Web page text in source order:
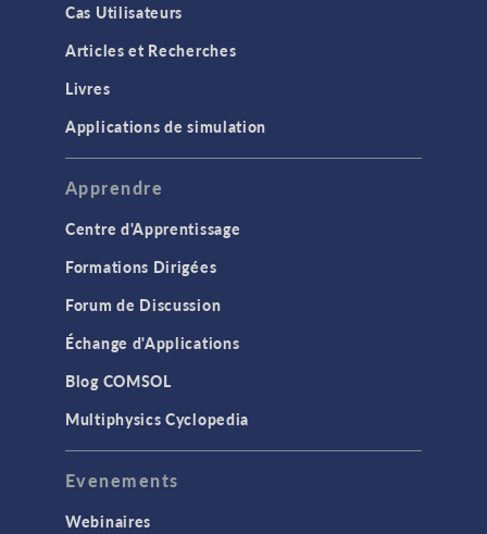
Cas Utilisateurs
Articles et Recherches
Livres
Applications de simulation
Apprendre
Centre d'Apprentissage
Formations Dirigées
Forum de Discussion
Échange d'Applications
Blog COMSOL
Multiphysics Cyclopedia
Evenements
Webinaires